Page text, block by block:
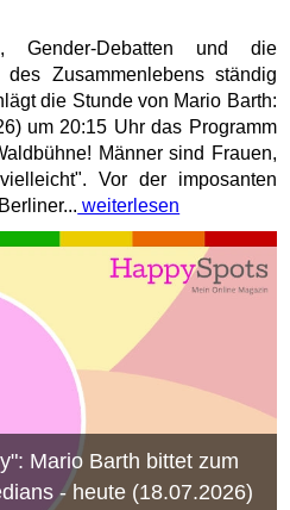
Gender-Debatten und die
des Zusammenlebens ständig
die Stunde von Mario Barth:
um 20:15 Uhr das Programm
Männer sind Frauen,
Vor der imposanten
weiterlesen
Mario Barth bittet zum
- heute (18.07.2026)